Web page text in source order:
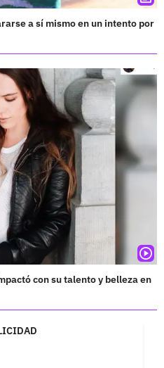
a sí mismo en un intento por
con su talento y belleza en